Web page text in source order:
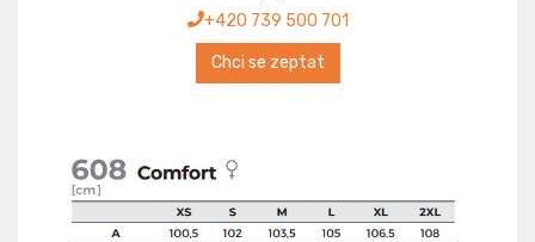
+420 739 500 701
Chci se zeptat